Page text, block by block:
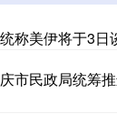
称美伊将于3日
市民政局统筹